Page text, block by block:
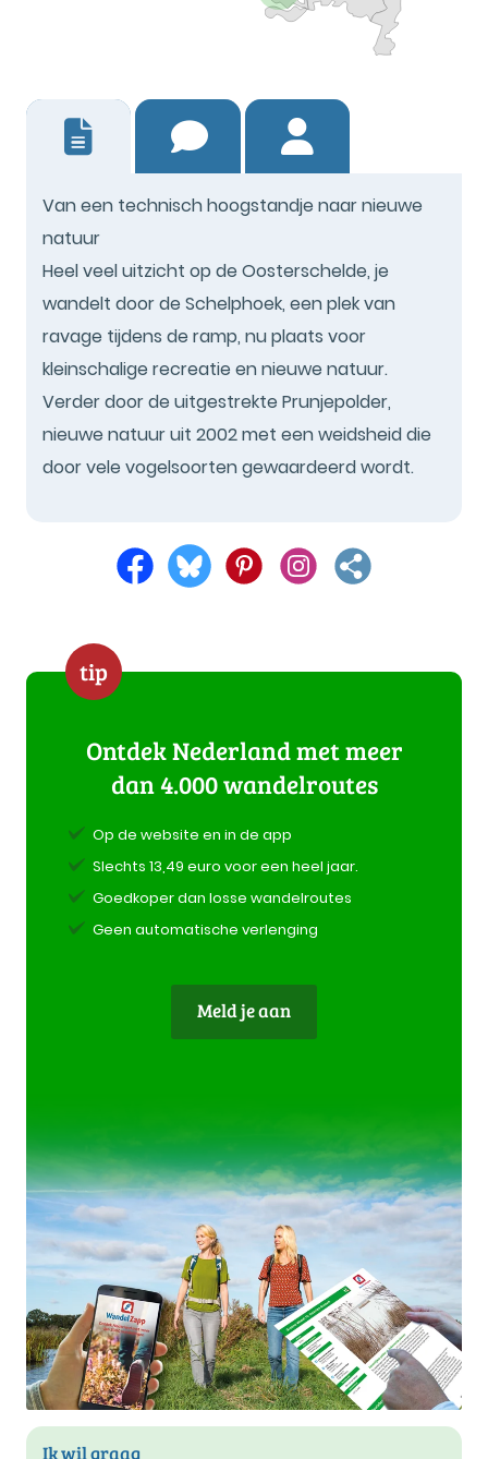
Van een technisch hoogstandje naar nieuwe
natuur
Heel veel uitzicht op de Oosterschelde, je
wandelt door de Schelphoek, een plek van
ravage tijdens de ramp, nu plaats voor
kleinschalige recreatie en nieuwe natuur.
Verder door de uitgestrekte Prunjepolder,
nieuwe natuur uit 2002 met een weidsheid die
door vele vogelsoorten gewaardeerd wordt.
tip
Ontdek Nederland met meer
dan 4.000 wandelroutes
Op de website en in de app
Slechts 13,49 euro voor een heel jaar.
Goedkoper dan losse wandelroutes
Geen automatische verlenging
Meld je aan
Ik wil graag